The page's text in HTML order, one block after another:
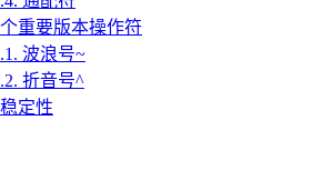
重要版本操作符
波浪号~
折音号^
定性